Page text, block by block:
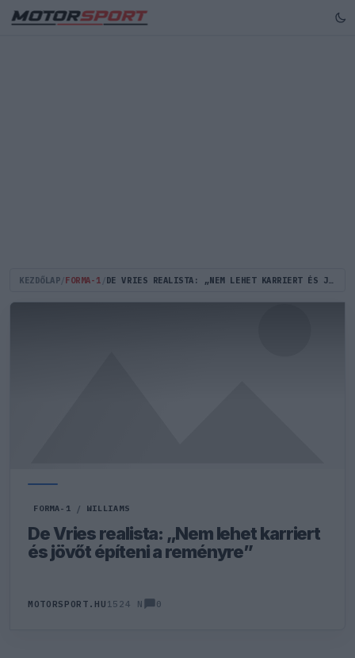
KEZDŐLAP FORMA-1 DE VRIES REALISTA: „NEM LEHET KARRIERT ÉS JÖVŐT ÉPÍTENI A REMÉNYRE”
FORMA-1 / WILLIAMS
De Vries realista: „Nem lehet karriert
és jövőt építeni a reményre”
MOTORSPORT.HU 1524 N 0